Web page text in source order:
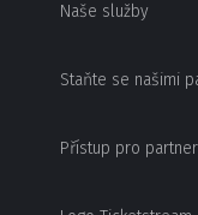
Naše služby
Staňte se našimi
Přístup pro